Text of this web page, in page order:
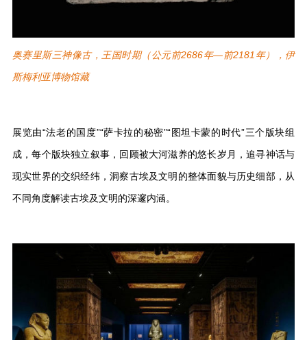
奥赛里斯三神像古，王国时期（公元前2686年—前2181年），伊
斯梅利亚博物馆藏
展览由“法老的国度”“萨卡拉的秘密”“图坦卡蒙的时代”三个版块组
成，每个版块独立叙事，回顾被大河滋养的悠长岁月，追寻神话与
现实世界的交织经纬，洞察古埃及文明的整体面貌与历史细部，从
不同角度解读古埃及文明的深邃内涵。